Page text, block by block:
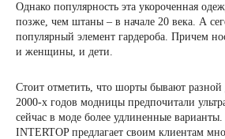
Однако популярность эта укороченная
позже, чем штаны – в начале 20 века. А
популярный элемент гардероба. Причем
и женщины, и дети.
Стоит отметить, что шорты бывают
2000-х годов модницы предпочитали
сейчас в моде более удлиненные варианты.
INTERTOP предлагает своим клиентам